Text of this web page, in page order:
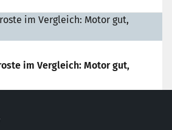
im Vergleich: Motor gut,